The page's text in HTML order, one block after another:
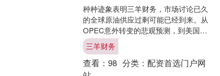
种种迹象表明三羊财务，市场讨论已久
的全球原油供应过剩可能已经到来。从
OPEC意外转变的悲观预测，到美国关
键期货曲线陷入熊市结构，再到持续增
加的库存数据，一系列信....
三羊财务
查看： 98 分类： 配资首选门户网